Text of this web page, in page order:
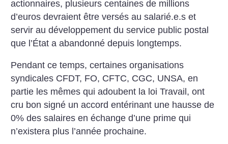
actionnaires, plusieurs centaines de millions
d’euros devraient être versés au salarié.e.s et
servir au développement du service public postal
que l’État a abandonné depuis longtemps.
Pendant ce temps, certaines organisations
syndicales CFDT, FO, CFTC, CGC, UNSA, en
partie les mêmes qui adoubent la loi Travail, ont
cru bon signé un accord entérinant une hausse de
0% des salaires en échange d’une prime qui
n’existera plus l’année prochaine.